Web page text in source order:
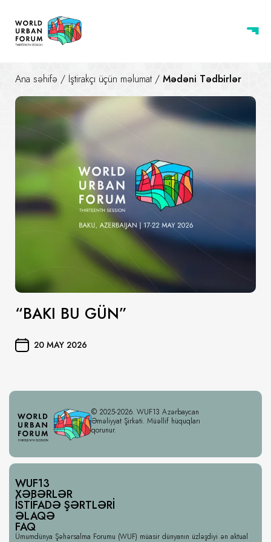
Ana səhifə / İştirakçı üçün məlumat/ Mədəni Tədbirlər
“BAKI BU GÜN”
20 MAY 2026
© 2025-2026. WUF13 Azərbaycan
Əməliyyat Şirkəti. Müəllif hüquqları
qorunur.
WUF13
XƏBƏRLƏR
İSTIFADƏ ŞƏRTLƏRI
ƏLAQƏ
FAQ
Ümumdünya Şəhərsalma Forumu (WUF) müasir dünyanın üzləşdiyi ən aktual